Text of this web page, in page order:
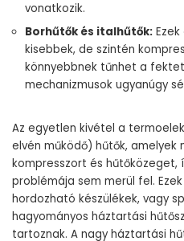
vonatkozik.
Borhűtők és italhűtők:
kisebbek, de szintén
könnyebbnek tűnhet a
mechanizmusok ugyanúgy
Az egyetlen kivétel a
elvén működő) hűtők, amelyek
kompresszort és hűtőközeget,
problémája sem merül fel.
hordozható készülékek, vagy
hagyományos háztartási
tartoznak. A nagy háztartási